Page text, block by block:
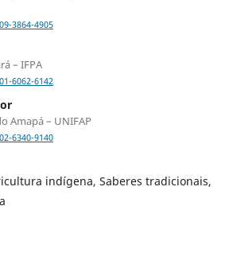
3864-4905
– IFPA
6062-6142
Amapá – UNIFAP
6340-9140
indígena, Saberes tradicionais,